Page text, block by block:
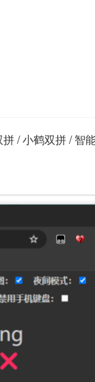
/ 小鹤双拼 / 智